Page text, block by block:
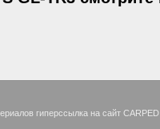
гиперссылка на сайт